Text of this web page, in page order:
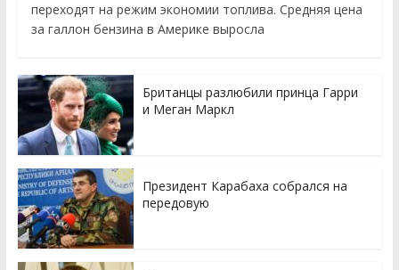
переходят на режим экономии топлива. Средняя цена
за галлон бензина в Америке выросла
Британцы разлюбили принца Гарри
и Меган Маркл
Президент Карабаха собрался на
передовую